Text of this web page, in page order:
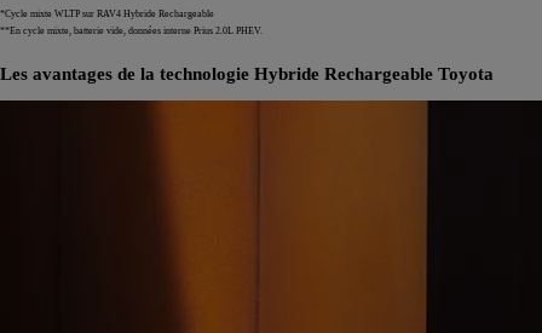
*Cycle mixte WLTP sur RAV4 Hybride Rechargeable
**En cycle mixte, batterie vide, données interne Prius 2.0L PHEV.
Les avantages de la technologie Hybride Rechargeable Toyota